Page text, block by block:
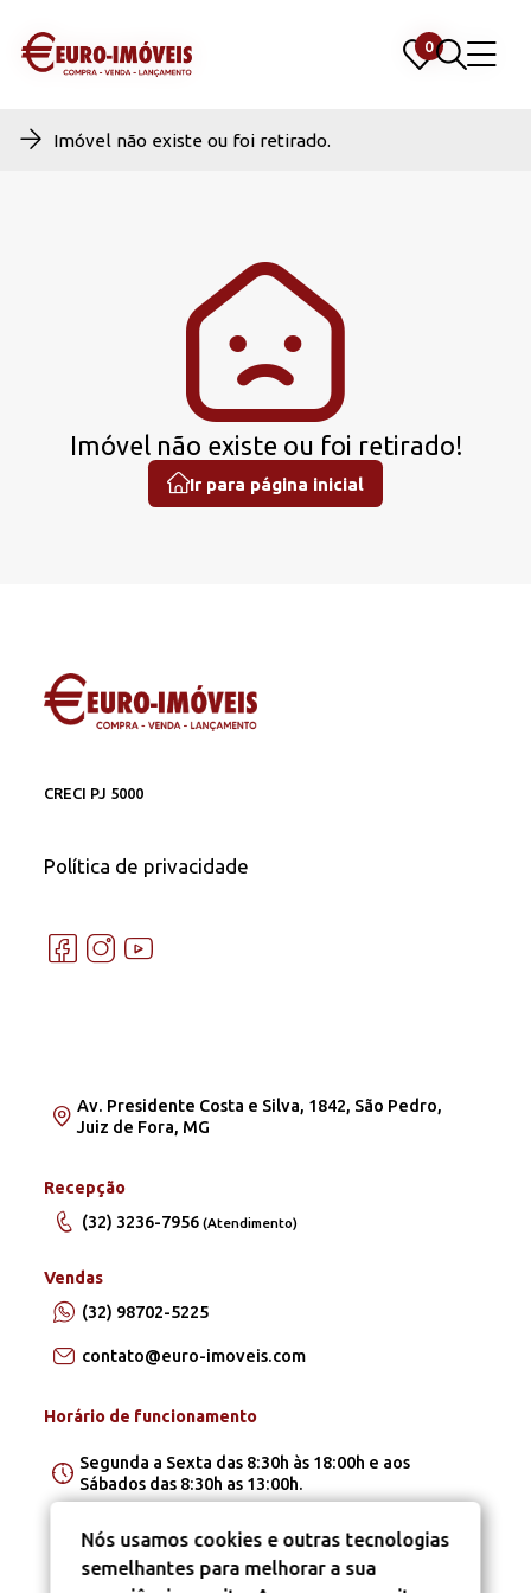
0
0
Imóvel não existe ou foi retirado.
Imóvel não existe ou foi retirado!
Ir para página inicial
CRECI PJ 5000
Política de privacidade
Av. Presidente Costa e Silva, 1842, São Pedro,
Juiz de Fora, MG
Recepção
(32) 3236-7956(Atendimento)
Vendas
(32) 98702-5225
contato@euro-imoveis.com
Horário de funcionamento
Segunda a Sexta das 8:30h às 18:00h e aos
Sábados das 8:30h as 13:00h.
Nós usamos cookies e outras tecnologias
semelhantes para melhorar a sua